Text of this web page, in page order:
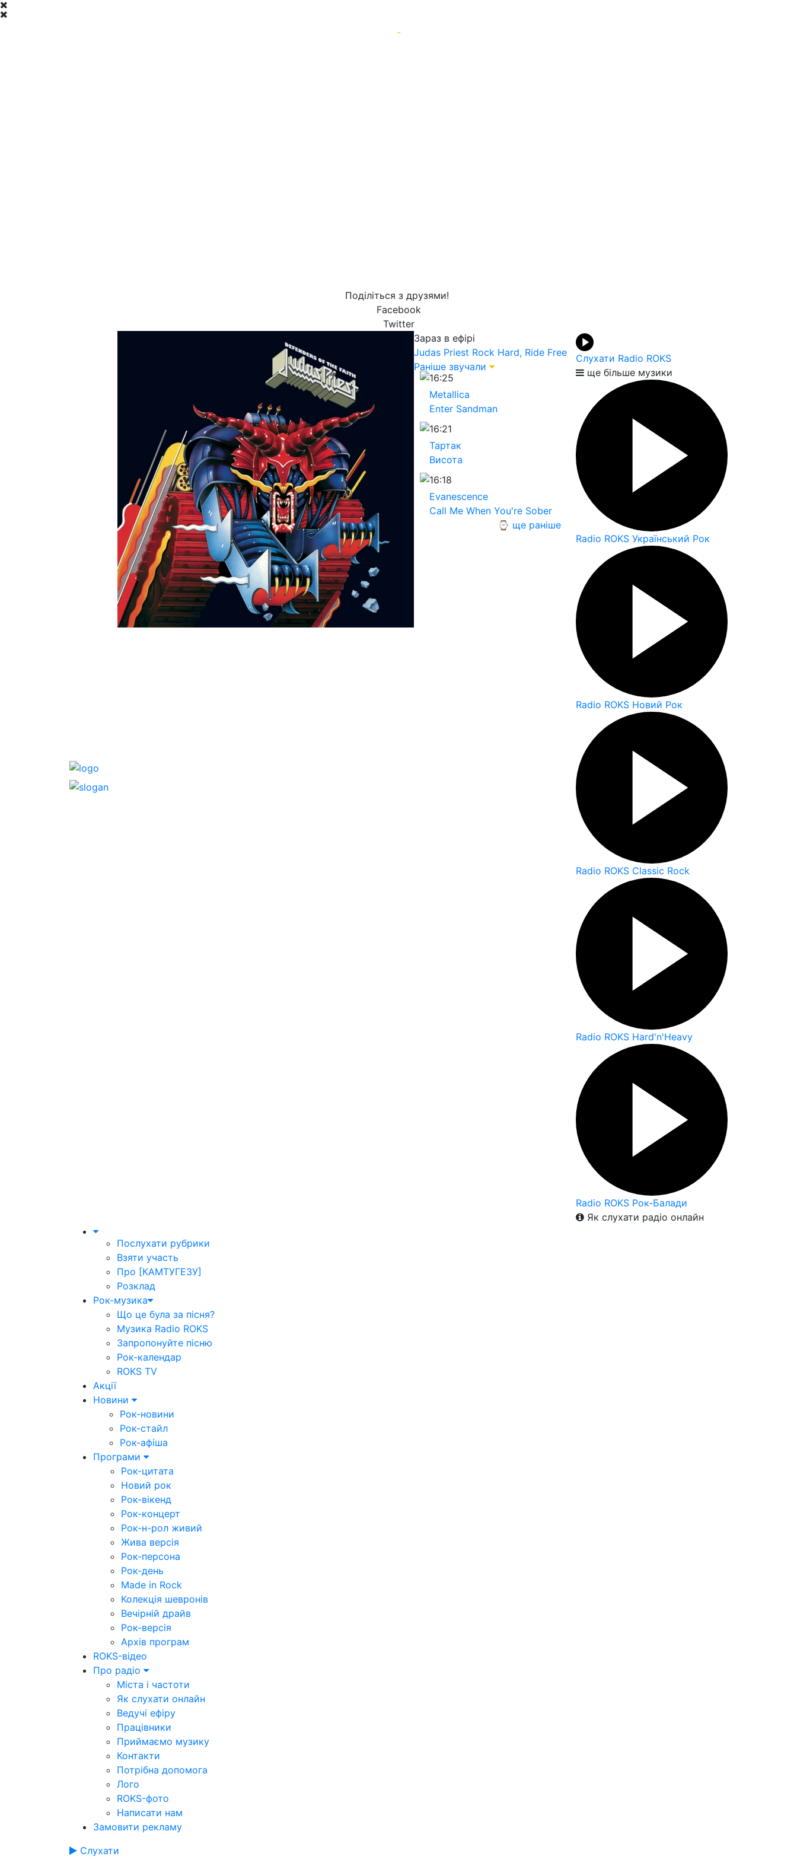
-
Поділіться з друзями!
Facebook
Twitter
Зараз в ефірі
Judas Priest Rock Hard, Ride Free
Раніше звучали
16:25
Metallica
Enter Sandman
16:21
Тартак
Висота
16:18
Evanescence
Call Me When You're Sober
⌚ ще раніше
Слухати Radio ROKS
ще більше музики
Radio ROKS Український Рок
Radio ROKS Новий Рок
Radio ROKS Classic Rock
Radio ROKS Hard'n'Heavy
Radio ROKS Рок-Балади
Як слухати радіо онлайн
Послухати рубрики
Взяти участь
Про [КАМТУГЕЗУ]
Розклад
Рок-музика
Що це була за пісня?
Музика Radio ROKS
Запропонуйте пісню
Рок-календар
ROKS TV
Акції
Новини
Рок-новини
Рок-стайл
Рок-афіша
Програми
Рок-цитата
Новий рок
Рок-вікенд
Рок-концерт
Рок-н-рол живий
Жива версія
Рок-персона
Рок-день
Made in Rock
Колекція шевронів
Вечірній драйв
Рок-версія
Архів програм
ROKS-відео
Про радіо
Міста і частоти
Як слухати онлайн
Ведучі ефіру
Працівники
Приймаємо музику
Контакти
Потрібна допомога
Лого
ROKS-фото
Написати нам
Замовити рекламу
Слухати